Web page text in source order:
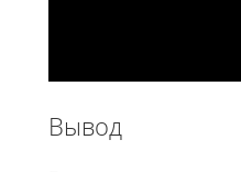
Вывод